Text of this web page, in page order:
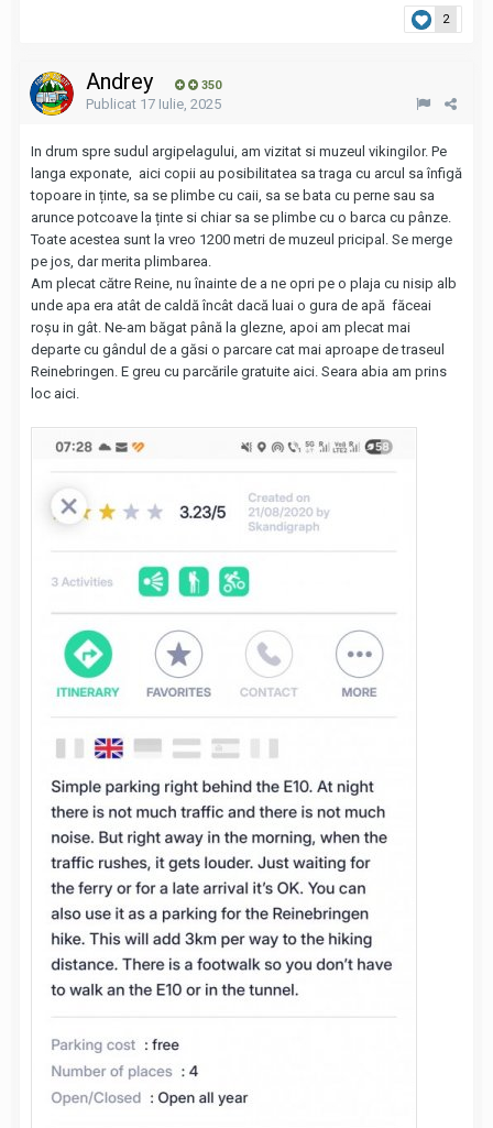
2
Andrey 350
Publicat 17 Iulie, 2025
In drum spre sudul argipelagului, am vizitat si muzeul vikingilor. Pe
langa exponate, aici copii au posibilitatea sa traga cu arcul sa înfigă
topoare in ținte, sa se plimbe cu caii, sa se bata cu perne sau sa
arunce potcoave la ținte si chiar sa se plimbe cu o barca cu pânze.
Toate acestea sunt la vreo 1200 metri de muzeul pricipal. Se merge
pe jos, dar merita plimbarea.
Am plecat către Reine, nu înainte de a ne opri pe o plaja cu nisip alb
unde apa era atât de caldă încât dacă luai o gura de apă făceai
roșu in gât. Ne-am băgat până la glezne, apoi am plecat mai
departe cu gândul de a găsi o parcare cat mai aproape de traseul
Reinebringen. E greu cu parcările gratuite aici. Seara abia am prins
loc aici.